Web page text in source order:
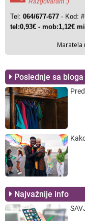
Poslednje sa bloga
Najvažnije info